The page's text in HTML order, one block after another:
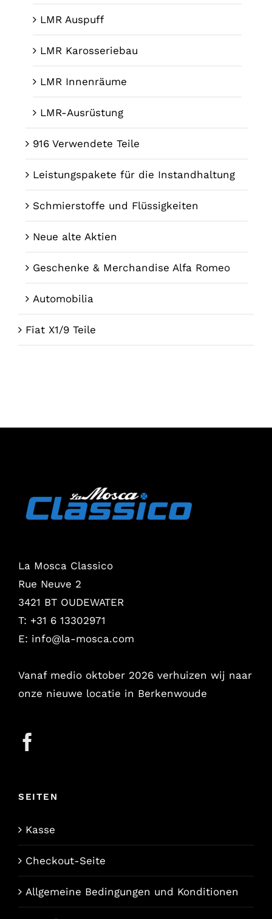
LMR Auspuff
LMR Karosseriebau
LMR Innenräume
LMR-Ausrüstung
916 Verwendete Teile
Leistungspakete für die Instandhaltung
Schmierstoffe und Flüssigkeiten
Neue alte Aktien
Geschenke & Merchandise Alfa Romeo
Automobilia
Fiat X1/9 Teile
La Mosca Classico
Rue Neuve 2
3421 BT OUDEWATER
T: +31 6 13302971
E: info@la-mosca.com
Vanaf medio oktober 2026 verhuizen wij naar
onze nieuwe locatie in Berkenwoude
SEITEN
Kasse
Checkout-Seite
Allgemeine Bedingungen und Konditionen